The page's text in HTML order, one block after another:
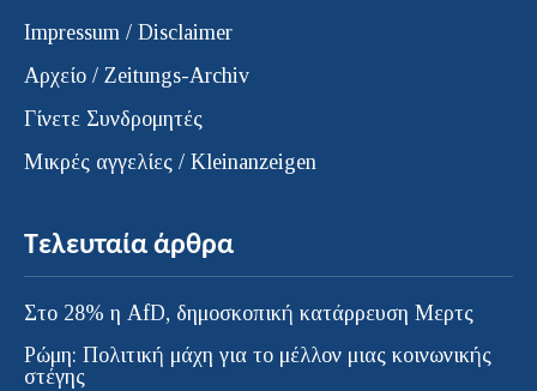
Impressum / Disclaimer
Αρχείο / Zeitungs-Archiv
Γίνετε Συνδρομητές
Μικρές αγγελίες / Kleinanzeigen
Τελευταία άρθρα
Στο 28% η AfD, δημοσκοπική κατάρρευση Μερτς
Ρώμη: Πολιτική μάχη για το μέλλον μιας κοινωνικής
στέγης